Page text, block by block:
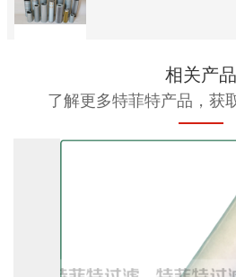
相关产品
了解更多特菲特产品，获